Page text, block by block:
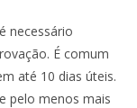
necessário
É comum
até 10 dias úteis.
pelo menos mais